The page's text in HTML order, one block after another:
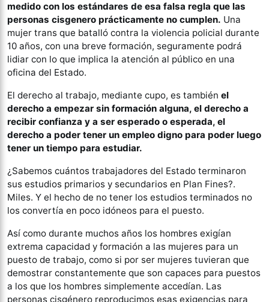
medido con los estándares de esa falsa regla que las
personas cisgenero prácticamente no cumplen. Una
mujer trans que batalló contra la violencia policial durante
10 años, con una breve formación, seguramente podrá
lidiar con lo que implica la atención al público en una
oficina del Estado.
El derecho al trabajo, mediante cupo, es también el
derecho a empezar sin formación alguna, el derecho a
recibir confianza y a ser esperado o esperada, el
derecho a poder tener un empleo digno para poder luego
tener un tiempo para estudiar.
¿Sabemos cuántos trabajadores del Estado terminaron
sus estudios primarios y secundarios en Plan Fines?.
Miles. Y el hecho de no tener los estudios terminados no
los convertía en poco idóneos para el puesto.
Así como durante muchos años los hombres exigían
extrema capacidad y formación a las mujeres para un
puesto de trabajo, como si por ser mujeres tuvieran que
demostrar constantemente que son capaces para puestos
a los que los hombres simplemente accedían. Las
personas cisgénero reproducimos esas exigencias para